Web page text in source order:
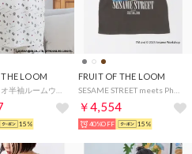
LOOM
15%
FRUIT OF THE LOOM
￥4,554
40%OFF 15%